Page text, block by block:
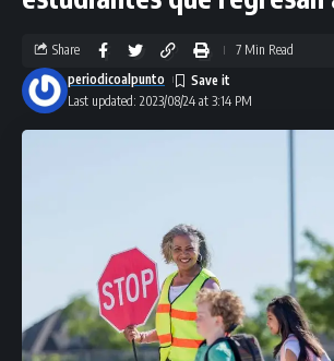
Last updated: 2023/08/24 at 3:14 PM
periodicoalpunto
Share 7 Min Read